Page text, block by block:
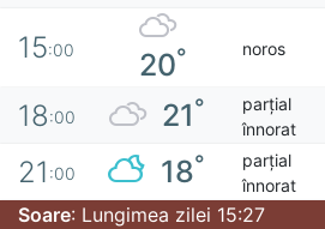
15:00 20° noros
18:00 21°
parțial
înnorat
21 :00 18°
parțial
înnorat
Soare: Lungimea zilei 15:27